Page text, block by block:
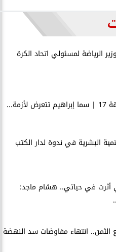
الرياضة لمسئولي اتحاد الكرة
البشرية في ندوة لدار الكتب
أثرت في حياتي.. هشام ماجد:
الثمن.. انتهاء مفاوضات سد النهضة